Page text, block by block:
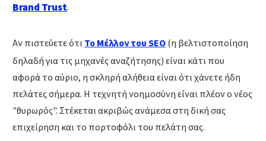
Brand Trust.
Αν πιστεύετε ότιΤο Μέλλον του SEO(η βελτιστοποίηση
δηλαδή για τις μηχανές αναζήτησης) είναι κάτι που
αφορά το αύριο, η σκληρή αλήθεια είναι ότι χάνετε ήδη
πελάτες σήμερα. Η τεχνητή νοημοσύνη είναι πλέον ο νέος
"θυρωρός". Στέκεται ακριβώς ανάμεσα στη δική σας
επιχείρηση και το πορτοφόλι του πελάτη σας.